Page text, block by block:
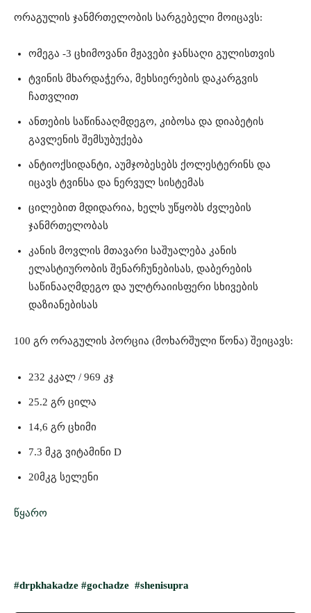
ორაგულის ჯანმრთელობის სარგებელი მოიცავს:
ომეგა -3 ცხიმოვანი მჟავები ჯანსაღი გულისთვის
ტვინის მხარდაჭერა, მეხსიერების დაკარგვის
ჩათვლით
ანთების საწინააღმდეგო, კიბოსა და დიაბეტის
გავლენის შემსუბუქება
ანტიოქსიდანტი, აუმჯობესებს ქოლესტერინს და
იცავს ტვინსა და ნერვულ სისტემას
ცილებით მდიდარია, ხელს უწყობს ძვლების
ჯანმრთელობას
კანის მოვლის მთავარი საშუალება კანის
ელასტიურობის შენარჩუნებისას, დაბერების
საწინააღმდეგო და ულტრაიისფერი სხივების
დაზიანებისას
100 გრ ორაგულის პორცია (მოხარშული წონა) შეიცავს:
232 კკალ / 969 კჯ
25.2 გრ ცილა
14,6 გრ ცხიმი
7.3 მკგ ვიტამინი D
20მკგ სელენი
წყარო
#drpkhakadze #gochadze #shenisupra